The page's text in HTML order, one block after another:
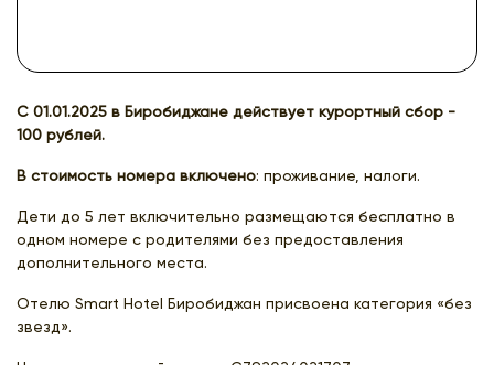
С 01.01.2025 в Биробиджане действует курортный сбор -
100 рублей.
В стоимость номера включено: проживание, налоги.
Дети до 5 лет включительно размещаются бесплатно в
одном номере с родителями без предоставления
дополнительного места.
Отелю Smart Hotel Биробиджан присвоена категория «без
звезд».